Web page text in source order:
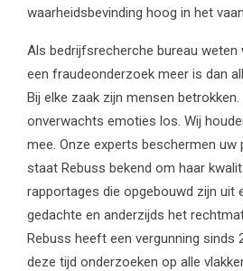
waarheidsbevinding hoog in het
Als bedrijfsrecherche bureau weten
een fraudeonderzoek meer is dan
Bij elke zaak zijn mensen
onverwachts emoties los. Wij
mee. Onze experts beschermen uw
staat Rebuss bekend om haar
rapportages die opgebouwd zijn uit
gedachte en anderzijds het
Rebuss heeft een vergunning sinds
deze tijd onderzoeken op alle